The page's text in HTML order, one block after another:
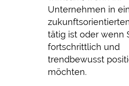
Unternehmen in
tätig ist oder wenn
fortschrittlich und
trendbewusst
möchten.